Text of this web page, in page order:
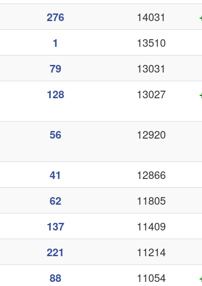
276 14031
1 13510
79 13031
128 13027
56 12920
41 12866
62 11805
137 11409
221 11214
88 11054